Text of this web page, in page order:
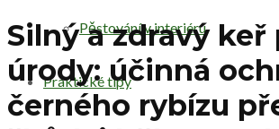
Pěstování v interiéru
Praktické tipy
Silný a zdravý keř
úrody: účinná
černého rybízu